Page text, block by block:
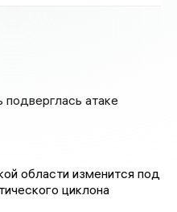
атаке
области изменится под
циклона